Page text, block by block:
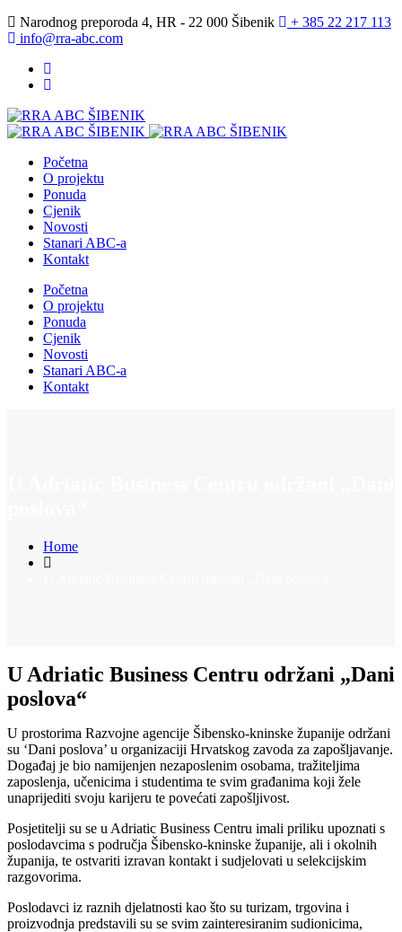
Narodnog preporoda 4, HR - 22 000 Šibenik
+ 385 22 217 113
info@rra-abc.com
Početna
O projektu
Ponuda
Cjenik
Novosti
Stanari ABC-a
Kontakt
Početna
O projektu
Ponuda
Cjenik
Novosti
Stanari ABC-a
Kontakt
Home
U Adriatic Business Centru održani „Dani
poslova“
U prostorima Razvojne agencije Šibensko-kninske županije održani
su ‘Dani poslova’ u organizaciji Hrvatskog zavoda za zapošljavanje.
Događaj je bio namijenjen nezaposlenim osobama, tražiteljima
zaposlenja, učenicima i studentima te svim građanima koji žele
unaprijediti svoju karijeru te povećati zapošljivost.
Posjetitelji su se u Adriatic Business Centru imali priliku upoznati s
poslodavcima s područja Šibensko-kninske županije, ali i okolnih
županija, te ostvariti izravan kontakt i sudjelovati u selekcijskim
razgovorima.
Poslodavci iz raznih djelatnosti kao što su turizam, trgovina i
proizvodnja predstavili su se svim zainteresiranim sudionicima,